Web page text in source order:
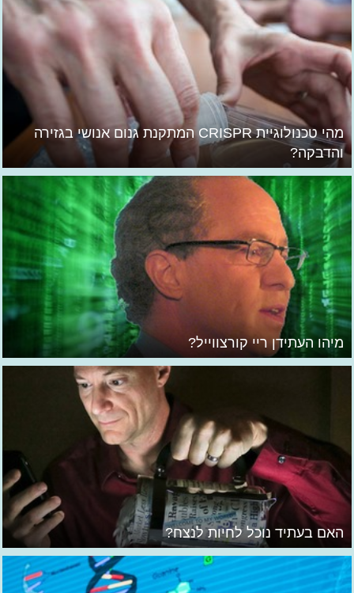
מהי טכנולוגיית CRISPR המתקנת גנום אנושי בגזירה
והדבקה?
מיהו העתידן ריי קורצווייל?
האם בעתיד נוכל לחיות לנצח?